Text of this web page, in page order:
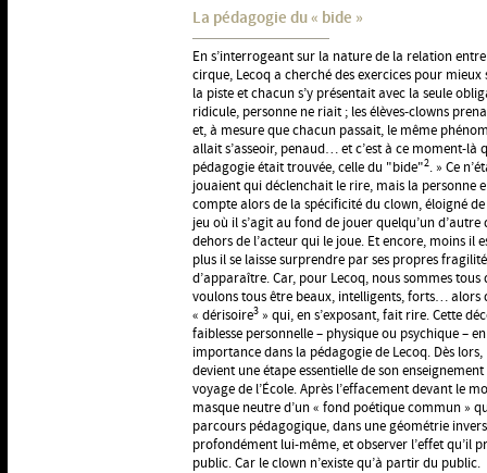
La pédagogie du « bide »
En s’interrogeant sur la nature de la relation
cirque, Lecoq a cherché des exercices pour mieux
la piste et chacun s’y présentait avec la seule
ridicule, personne ne riait ; les élèves-clowns
et, à mesure que chacun passait, le même
allait s’asseoir, penaud… et c’est à ce moment-
pédagogie était trouvée, celle du "bide"2. » Ce
jouaient qui déclenchait le rire, mais la personne
compte alors de la spécificité du clown, éloigné
jeu où il s’agit au fond de jouer quelqu’un d’autre
dehors de l’acteur qui le joue. Et encore, moins il
plus il se laisse surprendre par ses propres
d’apparaître. Car, pour Lecoq, nous sommes tous
voulons tous être beaux, intelligents, forts… alors
« dérisoire3 » qui, en s’exposant, fait rire. Cette
faiblesse personnelle – physique ou psychique –
importance dans la pédagogie de Lecoq. Dès
devient une étape essentielle de son
voyage de l’École. Après l’effacement devant le
masque neutre d’un « fond poétique commun »
parcours pédagogique, dans une géométrie
profondément lui-même, et observer l’effet qu’il
public. Car le clown n’existe qu’à partir du public.